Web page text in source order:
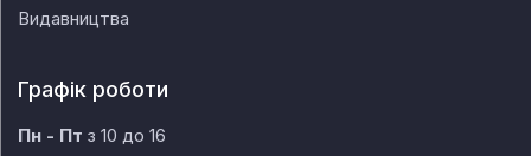
Видавництва
Графік роботи
Пн - Пт з 10 до 16